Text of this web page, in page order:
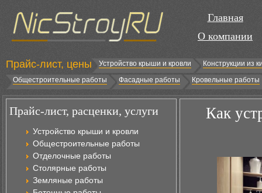
Главная
О компании
Прайс-лист, цены Устройство крыши и кровли
Конструкции из
Общестроительные работы
Фасадные работы Кровельные работы
Прайс-лист, расценки, услуги
Устройство крыши и кровли
Общестроительные работы
Отделочные работы
Столярные работы
Земляные работы
Как